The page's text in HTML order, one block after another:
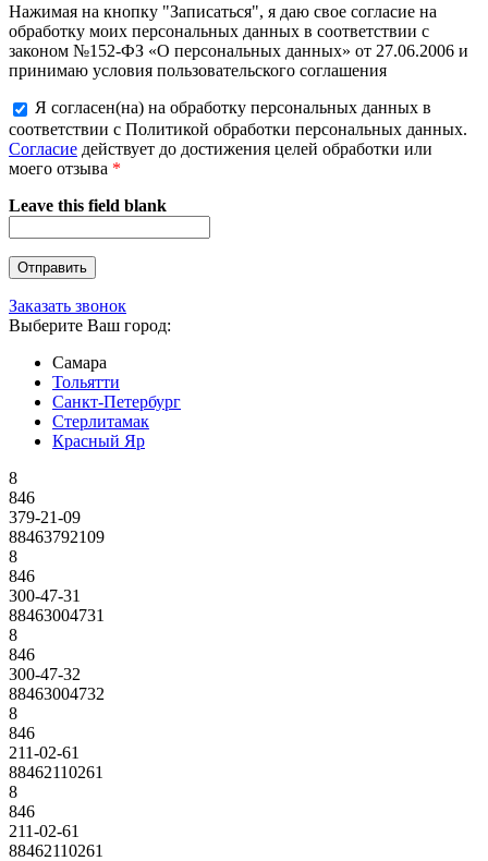
Нажимая на кнопку "Записаться", я даю свое согласие на
обработку моих персональных данных в соответствии с
законом №152-ФЗ «О персональных данных» от 27.06.2006 и
принимаю условия пользовательского соглашения
Я согласен(на) на обработку персональных данных в
соответствии с Политикой обработки персональных данных.
Согласие действует до достижения целей обработки или
моего отзыва *
Leave this field blank
Заказать звонок
Выберите Ваш город:
Самара
Тольятти
Санкт-Петербург
Стерлитамак
Красный Яр
8
846
379-21-09
88463792109
8
846
300-47-31
88463004731
8
846
300-47-32
88463004732
8
846
211-02-61
88462110261
8
846
211-02-61
88462110261